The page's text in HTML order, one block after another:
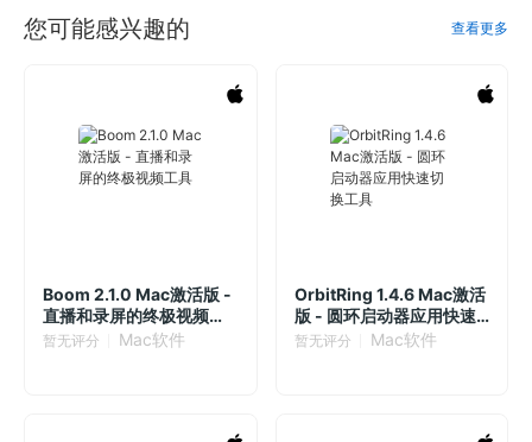
您可能感兴趣的 查看更多
Boom 2.1.0 Mac激活版 -
直播和录屏的终极视频工
具
暂无评分 Mac软件
OrbitRing 1.4.6 Mac激活
版 - 圆环启动器应用快速
切换工具
暂无评分 Mac软件